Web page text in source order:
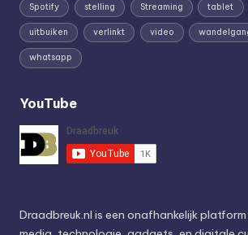
Spotify stelling Streaming tablet
uitbuiken verlinkt video
whatsapp
YouTube
Draadbreuk.nl is een onafhankelijk